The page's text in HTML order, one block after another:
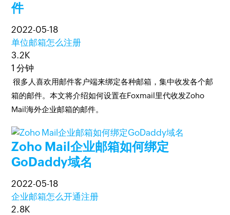
件
2022-05-18
单位邮箱怎么注册
3.2K
1 分钟
很多人喜欢用邮件客户端来绑定各种邮箱，集中收发各个邮
箱的邮件。本文将介绍如何设置在Foxmail里代收发Zoho
Mail海外企业邮箱的邮件。
Zoho Mail企业邮箱如何绑定
GoDaddy域名
2022-05-18
企业邮箱怎么开通注册
2.8K